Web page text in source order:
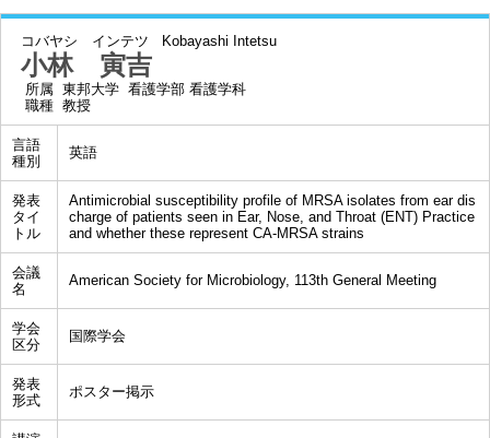
コバヤシ インテツ Kobayashi Intetsu
小林 寅吉
所属 東邦大学 看護学部 看護学科
職種 教授
言語
種別
英語
発表
タイ
トル
Antimicrobial susceptibility profile of MRSA isolates from ear dis
charge of patients seen in Ear, Nose, and Throat (ENT) Practice
and whether these represent CA-MRSA strains
会議
名
American Society for Microbiology, 113th General Meeting
学会
区分
国際学会
発表
形式
ポスター掲示